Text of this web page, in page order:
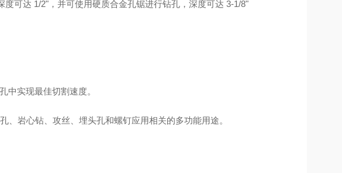
可达 1/2"，并可使用硬质合金孔锯进行钻孔，深度可达 3-1/8"
中实现最佳切割速度。
岩心钻、攻丝、埋头孔和螺钉应用相关的多功能用途。